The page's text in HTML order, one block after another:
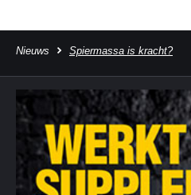
Nieuws Spiermassa is kracht?